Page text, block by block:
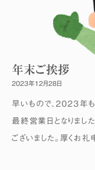
年末ご挨拶
2023年12月28日
早いもので、２０２３年
最終営業日となりまし
ございました。厚くお礼